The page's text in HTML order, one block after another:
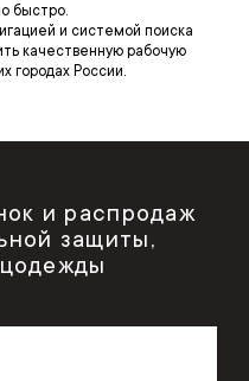
быстро.
и системой поиска
качественную рабочую
городах России.
и распродаж
защиты,